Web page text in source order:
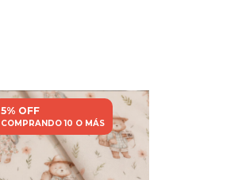
5% OFF
COMPRANDO 10 O MÁS